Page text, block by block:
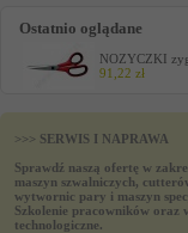
Ostatnio oglądane
NOZYCZKI
91,22 zł
>>> SERWIS I NAPRAWA
Sprawdź naszą ofertę w
maszyn szwalniczych,
wytwornic pary i maszyn
Szkolenie pracowników oraz
technologiczne.